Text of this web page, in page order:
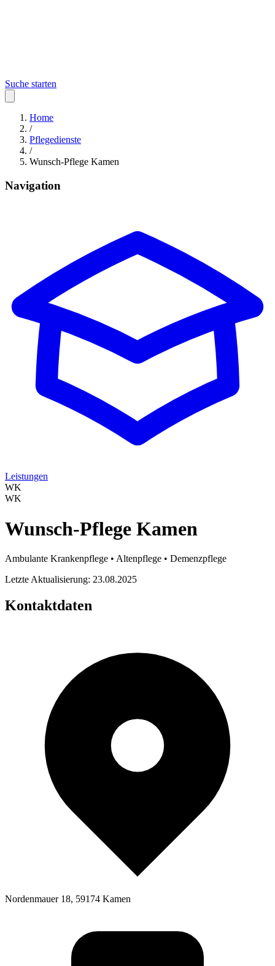
Suche starten
Home
/
Pflegedienste
/
Wunsch-Pflege Kamen
Navigation
Leistungen
WK
WK
Wunsch-Pflege Kamen
Ambulante Krankenpflege • Altenpflege • Demenzpflege
Letzte Aktualisierung: 23.08.2025
Kontaktdaten
Nordenmauer 18, 59174 Kamen